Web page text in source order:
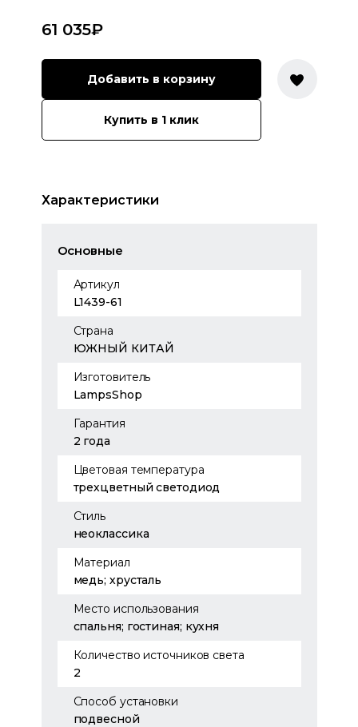
61 035₽
Добавить в корзину
Купить в 1 клик
Характеристики
Основные
Артикул
L1439-61
Страна
ЮЖНЫЙ КИТАЙ
Изготовитель
LampsShop
Гарантия
2 года
Цветовая температура
трехцветный светодиод
Стиль
неоклассика
Материал
медь; хрусталь
Место использования
спальня; гостиная; кухня
Количество источников света
2
Способ установки
подвесной